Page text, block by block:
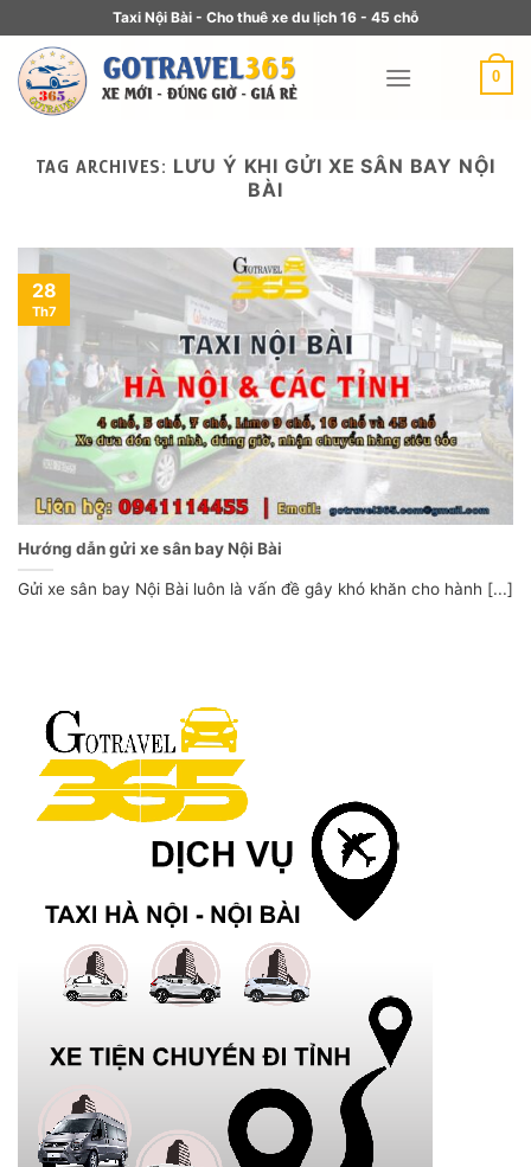
Taxi Nội Bài - Cho thuê xe du lịch 16 - 45 chỗ
0
TAG ARCHIVES: LƯU Ý KHI GỬI XE SÂN BAY NỘI
BÀI
Hướng dẫn gửi xe sân bay Nội Bài
Gửi xe sân bay Nội Bài luôn là vấn đề gây khó khăn cho hành [...]
28
Th7